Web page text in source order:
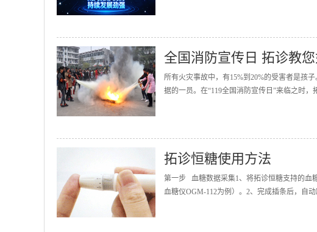
全国消防宣传日 拓诊教
所有火灾事故中，有15%到20%的受害者是孩
据的一员。在“119全国消防宣传日”来临之时
拓诊恒糖使用方法
第一步 血糖数据采集1、将拓诊恒糖支持的血
血糖仪OGM-112为例）。2、完成插条后，自